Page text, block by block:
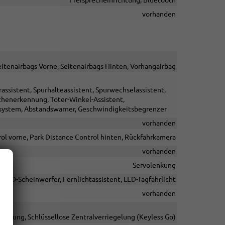
vorhanden
Vorne, Seitenairbags Hinten, Vorhangairbag
Spurhalteassistent, Spurwechselassistent,
Toter-Winkel-Assistent,
Abstandswarner, Geschwindigkeitsbegrenzer
vorhanden
vorne, Park Distance Control hinten, Rückfahrkamera
vorhanden
Servolenkung
LED-Scheinwerfer, Fernlichtassistent, LED-Tagfahrlicht
vorhanden
Schlüssellose Zentralverriegelung (Keyless Go)